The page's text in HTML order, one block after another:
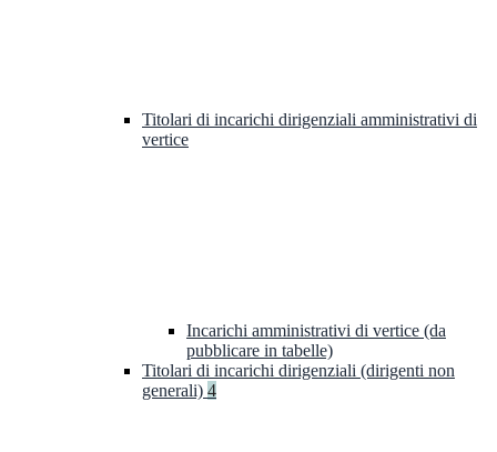
Titolari di incarichi dirigenziali amministrativi di
vertice
Incarichi amministrativi di vertice (da
pubblicare in tabelle)
Titolari di incarichi dirigenziali (dirigenti non
generali) 4